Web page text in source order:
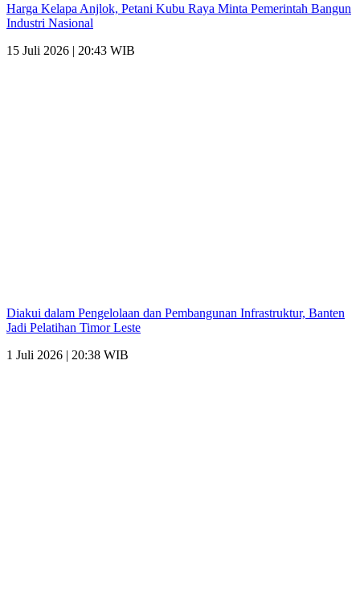
Harga Kelapa Anjlok, Petani Kubu Raya Minta Pemerintah Bangun
Industri Nasional
15 Juli 2026 | 20:43 WIB
Diakui dalam Pengelolaan dan Pembangunan Infrastruktur, Banten
Jadi Pelatihan Timor Leste
1 Juli 2026 | 20:38 WIB